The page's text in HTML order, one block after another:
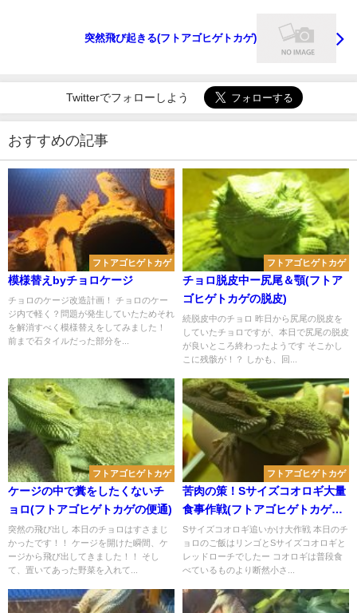
突然飛び起きる(フトアゴヒゲトカゲ)
Twitterでフォローしよう
おすすめの記事
フトアゴヒゲトカゲ
模様替えbyチョロケージ
チョロのケージ改造計画！ チョロのケー
ジ内で軽く？問題が発生していたためそれ
を解消すべく模様替えをしてみました！
前まで石タイルだった部分を...
フトアゴヒゲトカゲ
チョロ脱皮中ー尻尾＆顎(フトア
ゴヒゲトカゲの脱皮)
続脱皮中のチョロ 昨日から尻尾の脱皮を
していたチョロですが、本日で尻尾の脱皮
が良いところ終わったようです そこかし
こに残骸が！？ しかも、回...
フトアゴヒゲトカゲ
ケージの中で糞をしたくないチ
ョロ(フトアゴヒゲトカゲの便通)
突然の飛び出し 本日のチョロはすさまじ
かったです！！ ケージを開けた瞬間、ケ
ージから飛び出してきました！！ そし
て、置いてあった野菜を入れて...
フトアゴヒゲトカゲ
苦肉の策！Sサイズコオロギ大量
食事作戦(フトアゴヒゲトカゲの
コオロギ追いかけ術)
Sサイズコオロギ追いかけ大作戦 本日のチ
ョロのご飯はリンゴとSサイズコオロギと
レッドローチでしたー コオロギは普段食
べているものより断然小さ...